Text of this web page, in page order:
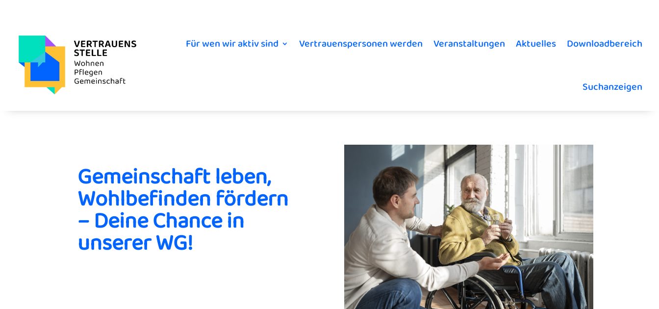
Für wen wir aktiv sind Vertrauenspersonen werden Veranstaltungen Aktuelles Downloadbereich
Suchanzeigen
Gemeinschaft leben,
Wohlbefinden fördern
– Deine Chance in
unserer WG!